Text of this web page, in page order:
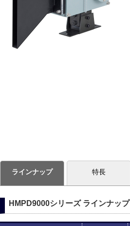
ラインナップ 特長
HMPD9000シリーズ ラインナップ